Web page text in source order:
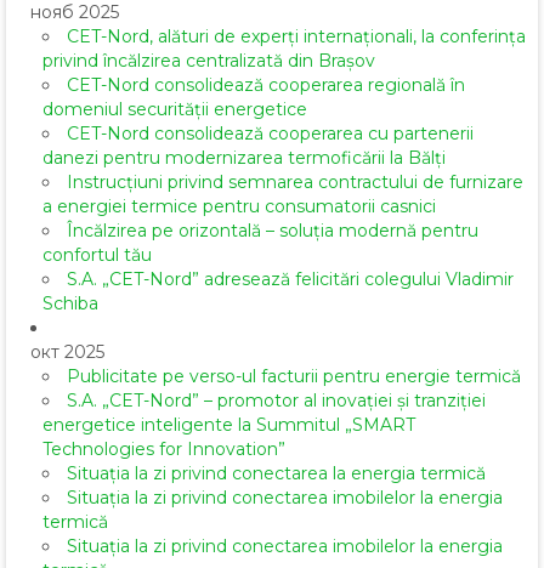
нояб 2025
CET-Nord, alături de experți internaționali, la conferința
privind încălzirea centralizată din Brașov
CET-Nord consolidează cooperarea regională în
domeniul securității energetice
CET-Nord consolidează cooperarea cu partenerii
danezi pentru modernizarea termoficării la Bălți
Instrucțiuni privind semnarea contractului de furnizare
a energiei termice pentru consumatorii casnici
Încălzirea pe orizontală – soluția modernă pentru
confortul tău
S.A. „CET-Nord” adresează felicitări colegului Vladimir
Schiba
окт 2025
Publicitate pe verso-ul facturii pentru energie termică
S.A. „CET-Nord” – promotor al inovației și tranziției
energetice inteligente la Summitul „SMART
Technologies for Innovation”
Situația la zi privind conectarea la energia termică
Situația la zi privind conectarea imobilelor la energia
termică
Situația la zi privind conectarea imobilelor la energia